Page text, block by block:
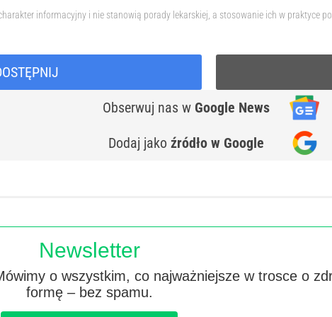
informacyjny i nie stanowią porady lekarskiej, a stosowanie ich w praktyce
Obserwuj nas w Google News
Dodaj jako źródło w Google
Newsletter
o wszystkim, co najważniejsze w trosce o
formę – bez spamu.